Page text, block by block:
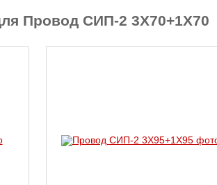
Провод СИП-2 3X70+1X70